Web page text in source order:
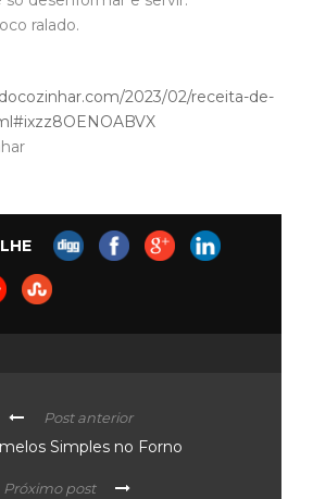
ralado.
2023/02/receita-de-
Post anterior
Simples no Forno
Próximo post